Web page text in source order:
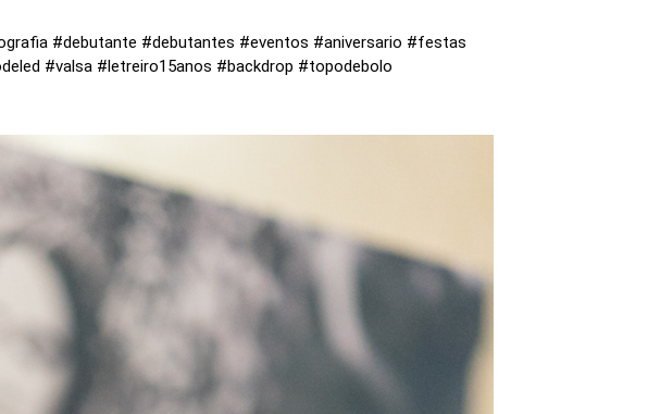
#debutante #debutantes #eventos #aniversario #festas
#valsa #letreiro15anos #backdrop #topodebolo